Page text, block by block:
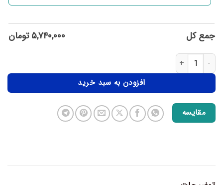
جمع کل ۵,۷۴۰,۰۰۰ تومان
افزودن به سبد خرید
مقایسه